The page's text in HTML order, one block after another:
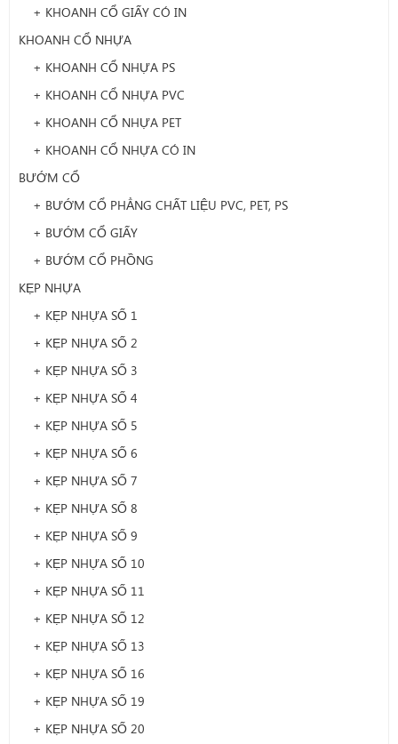
+ KHOANH CỔ GIẤY CÓ IN
KHOANH CỔ NHỰA
+ KHOANH CỔ NHỰA PS
+ KHOANH CỔ NHỰA PVC
+ KHOANH CỔ NHỰA PET
+ KHOANH CỔ NHỰA CÓ IN
BƯỚM CỔ
+ BƯỚM CỔ PHẲNG CHẤT LIỆU PVC, PET, PS
+ BƯỚM CỔ GIẤY
+ BƯỚM CỔ PHỒNG
KẸP NHỰA
+ KẸP NHỰA SỐ 1
+ KẸP NHỰA SỐ 2
+ KẸP NHỰA SỐ 3
+ KẸP NHỰA SỐ 4
+ KẸP NHỰA SỐ 5
+ KẸP NHỰA SỐ 6
+ KẸP NHỰA SỐ 7
+ KẸP NHỰA SỐ 8
+ KẸP NHỰA SỐ 9
+ KẸP NHỰA SỐ 10
+ KẸP NHỰA SỐ 11
+ KẸP NHỰA SỐ 12
+ KẸP NHỰA SỐ 13
+ KẸP NHỰA SỐ 16
+ KẸP NHỰA SỐ 19
+ KẸP NHỰA SỐ 20